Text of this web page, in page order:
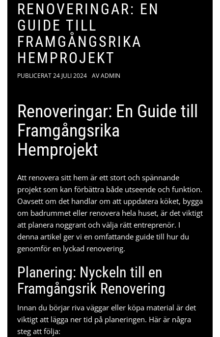
RENOVERINGAR: EN
GUIDE TILL
FRAMGÅNGSRIKA
HEMPROJEKT
PUBLICERAT24 JULI 2024 AVADMIN
Renoveringar: En Guide till
Framgångsrika
Hemprojekt
Att renovera sitt hem är ett stort och spännande
projekt som kan förbättra både utseende och funktion.
Oavsett om det handlar om att uppdatera köket, bygga
om badrummet eller renovera hela huset, är det viktigt
att planera noggrant och välja rätt entreprenör. I
denna artikel ger vi en omfattande guide till hur du
genomför en lyckad renovering.
Planering: Nyckeln till en
Framgångsrik Renovering
Innan du börjar riva väggar eller köpa material är det
viktigt att lägga ner tid på planeringen. Här är några
steg att följa: